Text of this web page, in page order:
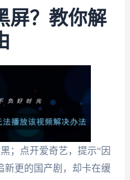
屏？教你解
；点开爱奇艺，提示“因
新更的国产剧，却卡在缓